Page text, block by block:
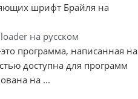
шрифт Брайля на
на русском
программа, написанная на
доступна для программ
на ...